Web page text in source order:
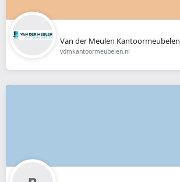
Van der Meulen Kantoormeubelen
vdmkantoormeubelen.nl